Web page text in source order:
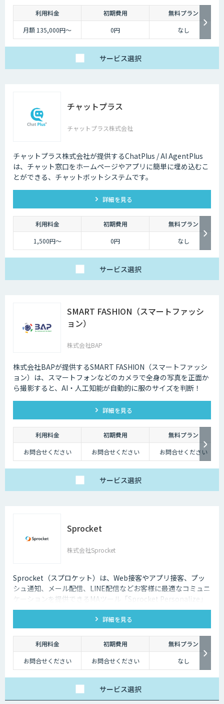
利用料金 初期費用
無料プラン
月額 135,000円〜
0円 なし
サービス選択
チャットプラス
チャットプラス株式会社
チャットプラス株式会社が提供するChatPlus / AI AgentPlus
は、チャット窓口をホームページやアプリに簡単に埋め込むこ
とができる、チャットボットシステムです。
詳細を見る
利用料金 初期費用
無料プラン
1,500円～
0円 なし
サービス選択
SMART FASHION（スマートファッシ
ョン）
株式会社BAP
株式会社BAPが提供するSMART FASHION（スマートファッシ
ョン）は、スマートフォンなどのカメラで全身の写真を正面か
ら撮影すると、AI・人工知能が自動的に服のサイズを判断！
詳細を見る
利用料金 初期費用
無料プラン
お問合せください
お問合せください お問合せください
サービス選択
Sprocket
株式会社Sprocket
Sprocket（スプロケット）は、Web接客やアプリ接客、プッ
シュ通知、メール配信、LINE配信などお客様に最適なコミュニ
ケーションを提供できるMAツール「Sprocket Personalize」
を提供しています。
詳細を見る
利用料金 初期費用
無料プラン
お問合せください
お問合せください なし
サービス選択